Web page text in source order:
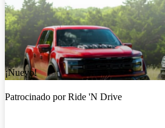
¡Nuevo!
Patrocinado porRide 'N Drive